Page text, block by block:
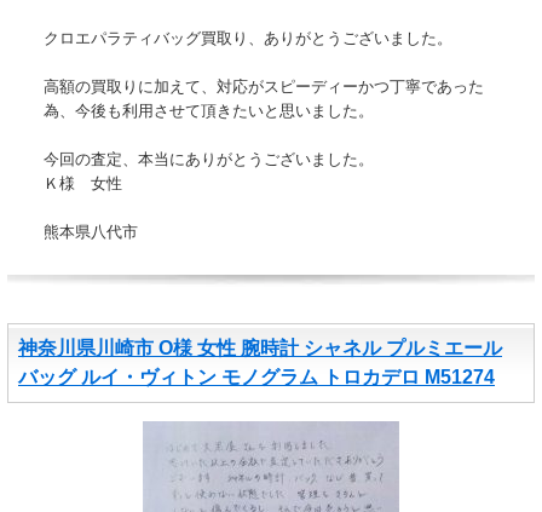
クロエパラティバッグ買取り、ありがとうございました。
高額の買取りに加えて、対応がスピーディーかつ丁寧であった
為、今後も利用させて頂きたいと思いました。
今回の査定、本当にありがとうございました。
Ｋ様 女性
熊本県八代市
神奈川県川崎市 O様 女性 腕時計 シャネル プルミエール
バッグ ルイ・ヴィトン モノグラム トロカデロ M51274